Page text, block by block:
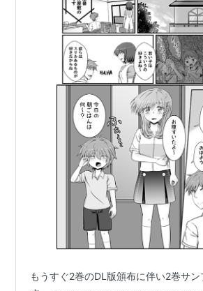
もうすぐ2巻のDL版頒布に伴い2巻サン